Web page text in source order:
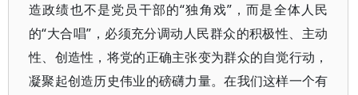
造政绩也不是党员干部的“独角戏”，而是全体人民
的“大合唱”，必须充分调动人民群众的积极性、主动
性、创造性，将党的正确主张变为群众的自觉行动，
凝聚起创造历史伟业的磅礴力量。在我们这样一个有